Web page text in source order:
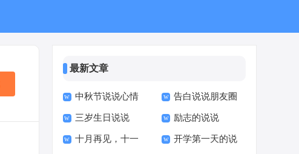
最新文章
中秋节说说心情
短语人生感悟
告白说说朋友圈
三岁生日说说 励志的说说
十月再见，十一 开学第一天的说